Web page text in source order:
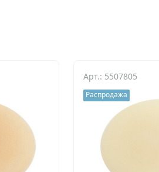
Арт.: 5507805
Распродажа